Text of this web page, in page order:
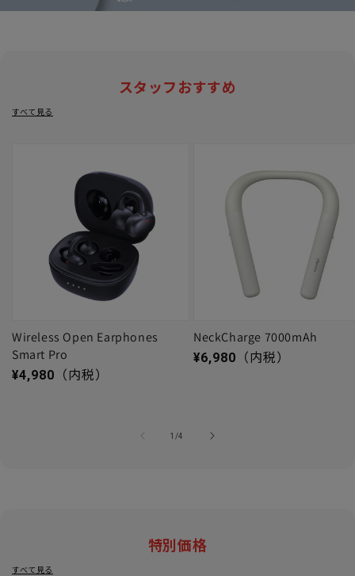
スタッフおすすめ
すべて見る
Wireless Open Earphones
Smart Pro
通常価格
¥4,980 （内税）
NeckCharge 7000mAh
通常価格
¥6,980 （内税）
1 /
の4
特別価格
すべて見る